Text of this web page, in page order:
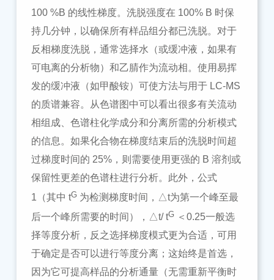
100 %B 的线性梯度。洗脱强度在 100% B 时保
持几分钟，以确保所有样品组分都已洗脱。对于
反相梯度洗脱，通常选择水（或缓冲液，如果有
可电离的分析物）和乙腈作为流动相。使用易挥
发的缓冲液（如甲酸铵）可使方法与用于 LC-MS
的质谱兼容。从色谱图中可以看出很多有关流动
相组成、色谱柱化学成分和分离所需的分析模式
的信息。如果化合物在梯度结束后的洗脱时间超
过梯度时间的 25%，则需要使用更强的 B 溶剂或
保留性更差的色谱柱进行分析。此外，公式
1（其中 tG 为检测梯度时间，△t为第一个峰至最
后一个峰所需要的时间 ），△t/tG ＜ 0.25一般选
择等度分析，反之选择梯度模式更为合适， 可用
于确定是否可以进行等度分离；这始终是首选，
因为它可提高样品的分析通量（无需重新平衡时